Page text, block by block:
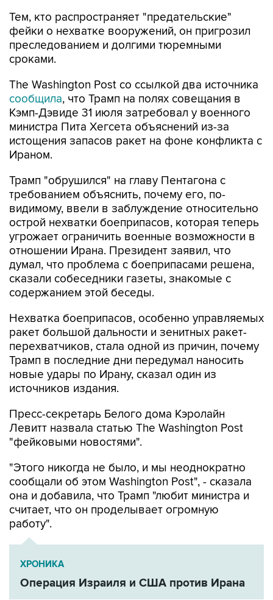
Тем, кто распространяет "предательские"
фейки о нехватке вооружений, он пригрозил
преследованием и долгими тюремными
сроками.
The Washington Post со ссылкой два источника
сообщила, что Трамп на полях совещания в
Кэмп-Дэвиде 31 июля затребовал у военного
министра Пита Хегсета объяснений из-за
истощения запасов ракет на фоне конфликта с
Ираном.
Трамп "обрушился" на главу Пентагона с
требованием объяснить, почему его, по-
видимому, ввели в заблуждение относительно
острой нехватки боеприпасов, которая теперь
угрожает ограничить военные возможности в
отношении Ирана. Президент заявил, что
думал, что проблема с боеприпасами решена,
сказали собеседники газеты, знакомые с
содержанием этой беседы.
Нехватка боеприпасов, особенно управляемых
ракет большой дальности и зенитных ракет-
перехватчиков, стала одной из причин, почему
Трамп в последние дни передумал наносить
новые удары по Ирану, сказал один из
источников издания.
Пресс-секретарь Белого дома Кэролайн
Левитт назвала статью The Washington Post
"фейковыми новостями".
"Этого никогда не было, и мы неоднократно
сообщали об этом Washington Post", - сказала
она и добавила, что Трамп "любит министра и
считает, что он проделывает огромную
работу".
ХРОНИКА
Операция Израиля и США против Ирана